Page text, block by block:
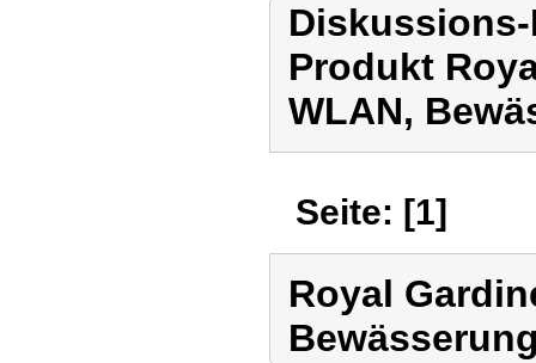
Produkt
WLAN,
Seite: [1]
Royal